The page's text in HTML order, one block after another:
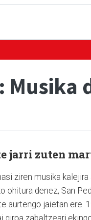
Musika
jarri zuten
ziren musika
ohitura denez, San
aurtengo jaietan ere.
giroa zabaltzeari